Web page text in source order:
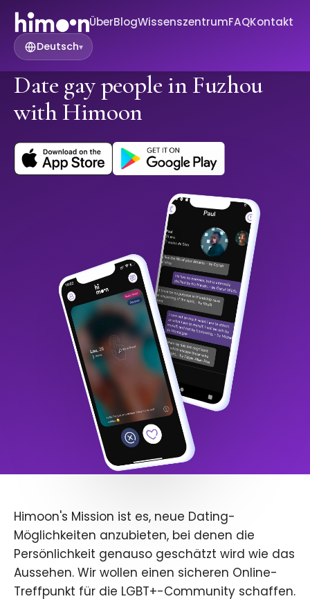
ÜberBlogWissenszentrumFAQKontakt
Deutsch▾
Date gay people in Fuzhou
with Himoon
Himoon's Mission ist es, neue Dating-
Möglichkeiten anzubieten, bei denen die
Persönlichkeit genauso geschätzt wird wie das
Aussehen. Wir wollen einen sicheren Online-
Treffpunkt für die LGBT+-Community schaffen.